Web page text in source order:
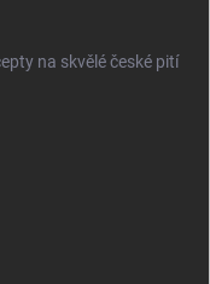
na skvělé české pití